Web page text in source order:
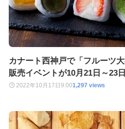
カナート西神戸で「フルーツ
販売イベントが10月21日～23
2022年10月17日 9:001,297 views